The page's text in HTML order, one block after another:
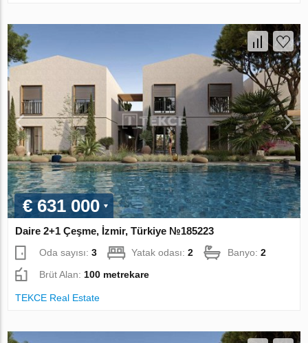
€ 631 000
Daire 2+1 Çeşme, İzmir, Türkiye №185223
Oda sayısı:3 Yatak odası:2 Banyo:2
Brüt Alan:100 metrekare
TEKCE Real Estate